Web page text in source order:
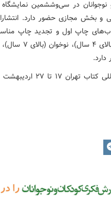
در سی‌وششمین نمایشگاه